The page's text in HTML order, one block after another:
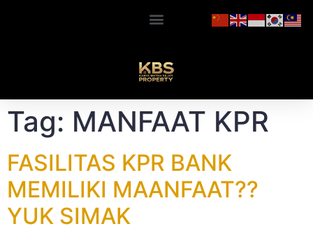
Tag: MANFAAT KPR
FASILITAS KPR BANK
MEMILIKI MAANFAAT??
YUK SIMAK